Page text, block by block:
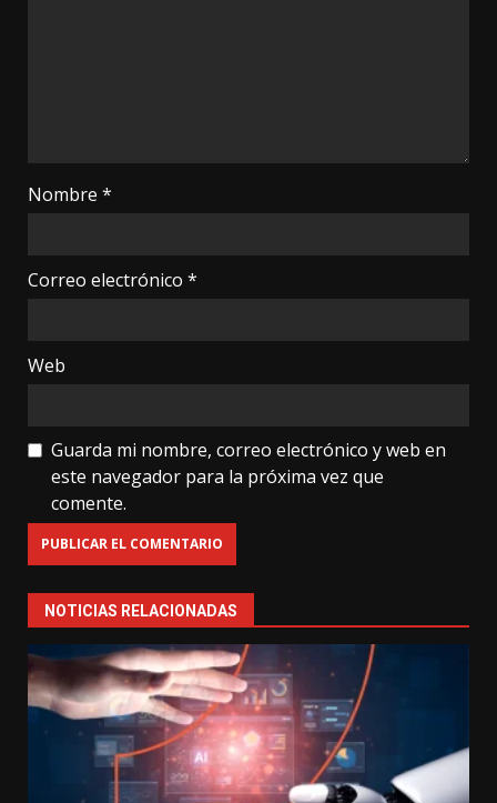
Nombre *
Correo electrónico *
Web
Guarda mi nombre, correo electrónico y web en
este navegador para la próxima vez que
comente.
NOTICIAS RELACIONADAS